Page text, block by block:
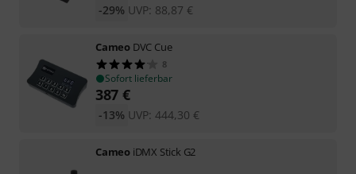
UVP: 88,87 €
-29%
Cameo DVC Cue
8
Sofort lieferbar
387 €
UVP: 444,30 €
-13%
Cameo iDMX Stick G2